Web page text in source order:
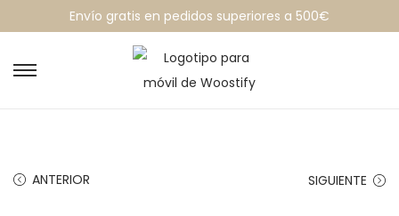
Envío gratis en pedidos superiores a 500€
ANTERIOR SIGUIENTE